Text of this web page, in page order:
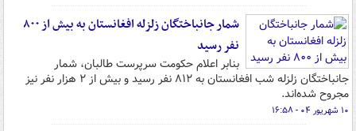
شمار جانباختگان زلزله افغانستان به بیش از ۸۰۰
نفر رسید
بنابر اعلام حکومت سرپرست طالبان، شمار
جانباختگان زلزله شب افغانستان به ۸۱۲ نفر رسید و بیش از ۲ هزار نفر نیز
مجروح شده‌اند.
۱۰ شهریور ۰۴ - ۱۶:۵۸